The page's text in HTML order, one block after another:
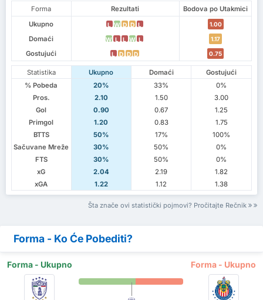
Forma Rezultati
Bodova po Utakmici
Ukupno
L W D D L 1.00
Domaći W L L W L 1.17
Gostujući L D D D 0.75
Statistika Ukupno Domaći
Gostujući
% Pobeda
20% 33%
0%
Pros.
2.10 1.50
3.00
Gol
0.90 0.67
1.25
Primgol
1.20 0.83
1.75
BTTS
50% 17%
100%
Sačuvane Mreže
30% 50%
0%
FTS
30% 50%
0%
xG
2.04 2.19
1.82
xGA
1.22 1.12 1.38
Šta znače ovi statistički pojmovi? Pročitajte Rečnik
Forma - Ko Će Pobediti?
Forma - Ukupno Forma - Ukupno